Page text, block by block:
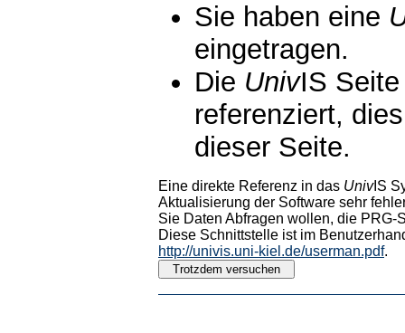
Sie haben eine
eingetragen.
Die UnivIS
referenziert,
dieser Seite.
Eine direkte Referenz in das UnivIS
Aktualisierung der Software sehr
Sie Daten Abfragen wollen, die PRG-
Diese Schnittstelle ist im
http://univis.uni-kiel.de/userman.pdf.